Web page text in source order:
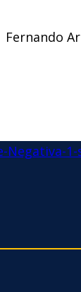
Fernando